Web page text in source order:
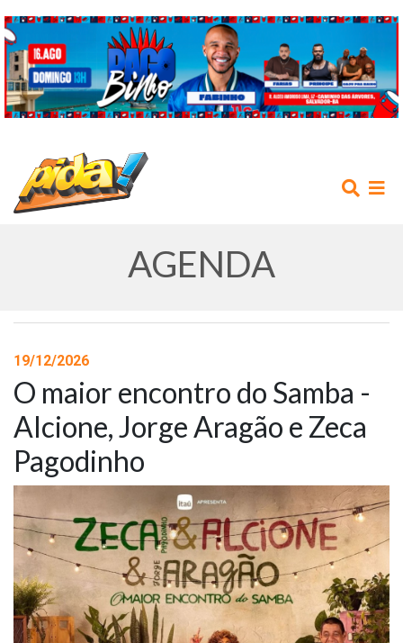
AGENDA
NOTÍCIAS
VÍDEOS
PROMOÇÕES
CONTATO
AGENDA
19/12/2026
O maior encontro do Samba -
Alcione, Jorge Aragão e Zeca
Pagodinho